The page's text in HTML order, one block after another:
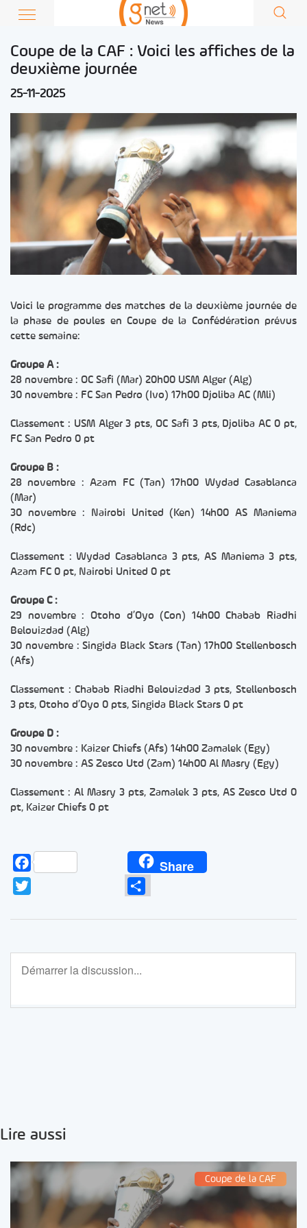
Coupe de la CAF : Voici les affiches de la
deuxième journée
25-11-2025
Voici le programme des matches de la deuxième journée de
la phase de poules en Coupe de la Confédération prévus
cette semaine:
Groupe A :
28 novembre : OC Safi (Mar) 20h00 USM Alger (Alg)
30 novembre : FC San Pedro (Ivo) 17h00 Djoliba AC (Mli)
Classement : USM Alger 3 pts, OC Safi 3 pts, Djoliba AC 0 pt,
FC San Pedro 0 pt
Groupe B :
28 novembre : Azam FC (Tan) 17h00 Wydad Casablanca
(Mar)
30 novembre : Nairobi United (Ken) 14h00 AS Maniema
(Rdc)
Classement : Wydad Casablanca 3 pts, AS Maniema 3 pts,
Azam FC 0 pt, Nairobi United 0 pt
Groupe C :
29 novembre : Otoho d’Oyo (Con) 14h00 Chabab Riadhi
Belouizdad (Alg)
30 novembre : Singida Black Stars (Tan) 17h00 Stellenbosch
(Afs)
Classement : Chabab Riadhi Belouizdad 3 pts, Stellenbosch
3 pts, Otoho d’Oyo 0 pts, Singida Black Stars 0 pt
Groupe D :
30 novembre : Kaizer Chiefs (Afs) 14h00 Zamalek (Egy)
30 novembre : AS Zesco Utd (Zam) 14h00 Al Masry (Egy)
Classement : Al Masry 3 pts, Zamalek 3 pts, AS Zesco Utd 0
pt, Kaizer Chiefs 0 pt
Facebook Share
Lire aussi
Coupe de la CAF